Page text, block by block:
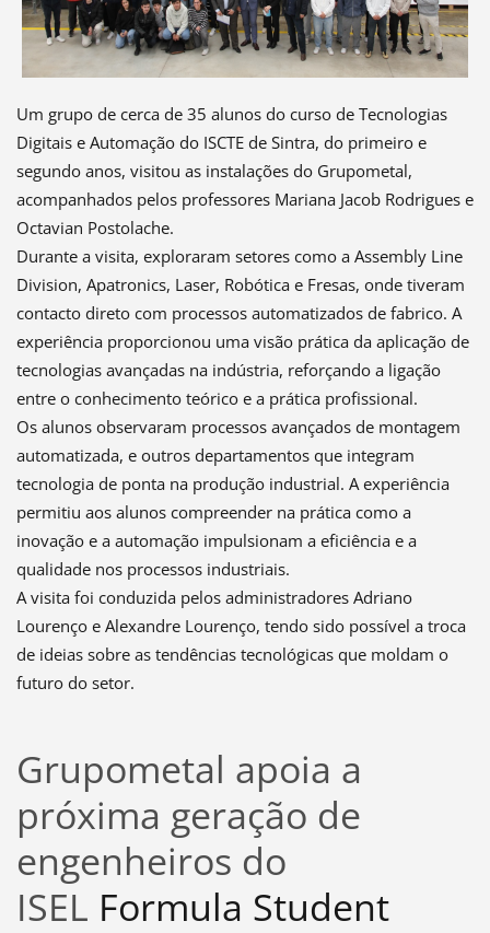
Um grupo de cerca de 35 alunos do curso de Tecnologias
Digitais e Automação do ISCTE de Sintra, do primeiro e
segundo anos, visitou as instalações do Grupometal,
acompanhados pelos professores Mariana Jacob Rodrigues e
Octavian Postolache.
Durante a visita, exploraram setores como a Assembly Line
Division, Apatronics, Laser, Robótica e Fresas, onde tiveram
contacto direto com processos automatizados de fabrico. A
experiência proporcionou uma visão prática da aplicação de
tecnologias avançadas na indústria, reforçando a ligação
entre o conhecimento teórico e a prática profissional.
Os alunos observaram processos avançados de montagem
automatizada, e outros departamentos que integram
tecnologia de ponta na produção industrial. A experiência
permitiu aos alunos compreender na prática como a
inovação e a automação impulsionam a eficiência e a
qualidade nos processos industriais.
A visita foi conduzida pelos administradores Adriano
Lourenço e Alexandre Lourenço, tendo sido possível a troca
de ideias sobre as tendências tecnológicas que moldam o
futuro do setor.
Grupometal apoia a
próxima geração de
engenheiros do
ISEL Formula Student